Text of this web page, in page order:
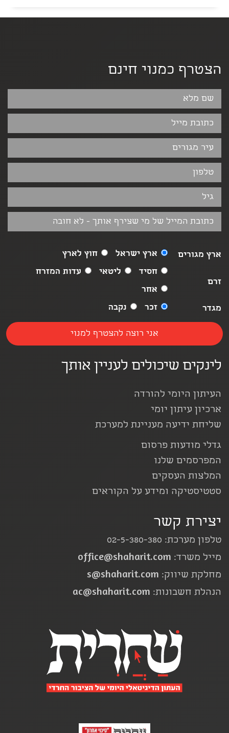
הצטרף כמנוי חינם
ארץ מגורים ארץ ישראל חוץ לארץ
זרם
חסיד ליטאי
עדות המזרח
אחר
מגדר
זכר נקבה
לינקים שיכולים לעניין אותך
העיתון היומי להורדה
ארכיון עיתון יומי
שליחת ידיעה מעניינת למערכת
גדלי מודעות פרסום
המפרסמים שלנו
המלצות העסקים
סטטיסטיקה ומידע על הקוראים
יצירת קשר
טלפון מערכת: 02-5-380-380
מייל משרד: office@shaharit.com
מחלקת שיווק: s@shaharit.com
הנהלת חשבונות: ac@shaharit.com